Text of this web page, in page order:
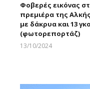
Φοβερές εικόνας
πρεμιέρα της Αλκής
με δάκρυα και 13
(φωτορεπορτάζ)
13/10/2024